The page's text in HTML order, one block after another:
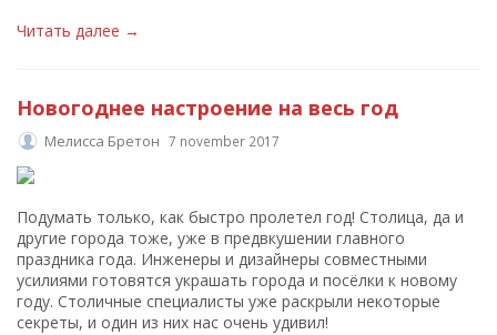
Читать далее →
Новогоднее настроение на весь год
Мелисса Бретон 7 november 2017
Подумать только, как быстро пролетел год! Столица, да и
другие города тоже, уже в предвкушении главного
праздника года. Инженеры и дизайнеры совместными
усилиями готовятся украшать города и посёлки к новому
году. Столичные специалисты уже раскрыли некоторые
секреты, и один из них нас очень удивил!